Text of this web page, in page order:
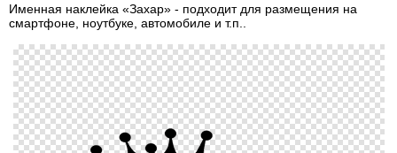
Именная наклейка «Захар» - подходит для размещения на
смартфоне, ноутбуке, автомобиле и т.п..